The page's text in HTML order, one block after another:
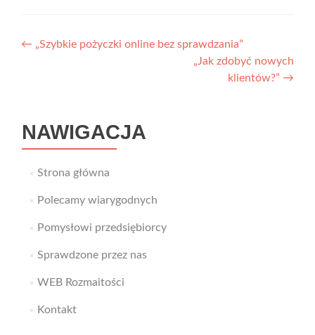
Nawigacja
← „Szybkie pożyczki online bez sprawdzania”
„Jak zdobyć nowych
klientów?” →
NAWIGACJA
Strona główna
Polecamy wiarygodnych
Pomysłowi przedsiębiorcy
Sprawdzone przez nas
WEB Rozmaitości
Kontakt